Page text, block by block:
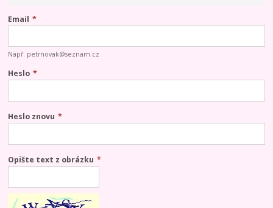
Email *
Např. petrnovak@seznam.cz
Heslo *
Heslo znovu *
Opište text z obrázku *